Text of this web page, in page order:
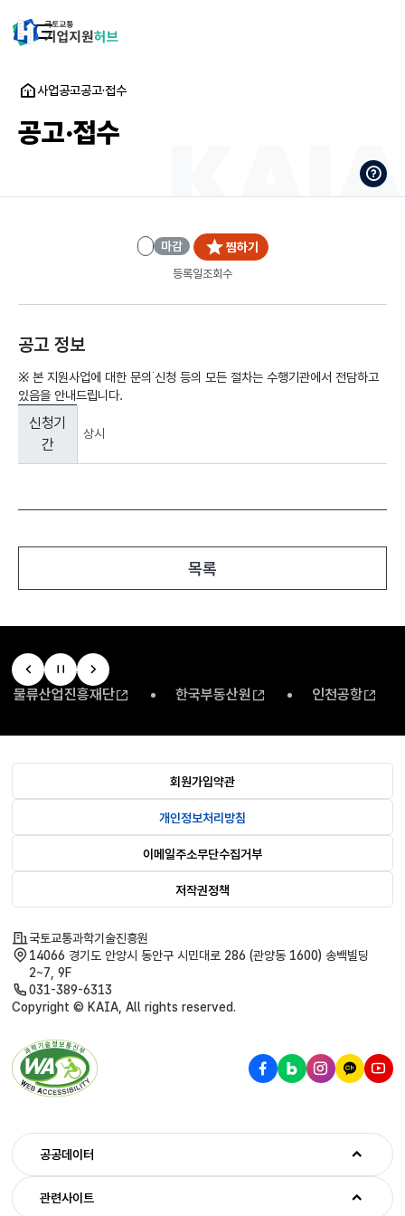
사업공고공고·접수
공고·접수
마감 찜하기
등록일조회수
공고 정보
※ 본 지원사업에 대한 문의˙신청 등의 모든 절차는 수행기관에서 전담하고
있음을 안내드립니다.
보
구
된
입
니
다.
신청기
간
상시
목록
물류산업진흥재단 한국부동산원 인천공항
회원가입약관
개인정보처리방침
이메일주소무단수집거부
저작권정책
공공데이터
관련사이트
국토교통과학기술진흥원
14066 경기도 안양시 동안구 시민대로 286 (관양동 1600) 송백빌딩
2~7, 9F
031-389-6313
Copyright © KAIA, All rights reserved.